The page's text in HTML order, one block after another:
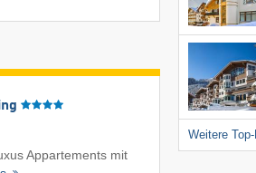
Appartements mit
Weitere